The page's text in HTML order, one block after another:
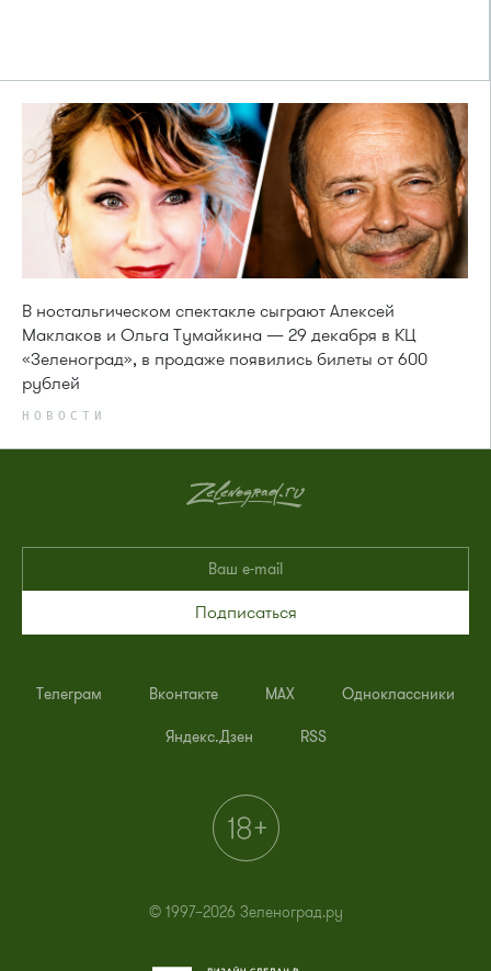
В ностальгическом спектакле сыграют Алексей
Маклаков и Ольга Тумайкина — 29 декабря в КЦ
«Зеленоград», в продаже появились билеты от 600
рублей
НОВОСТИ
Подписаться
Телеграм Вконтакте MAX Одноклассники
Яндекс.Дзен RSS
© 1997–2026 Зеленоград.ру